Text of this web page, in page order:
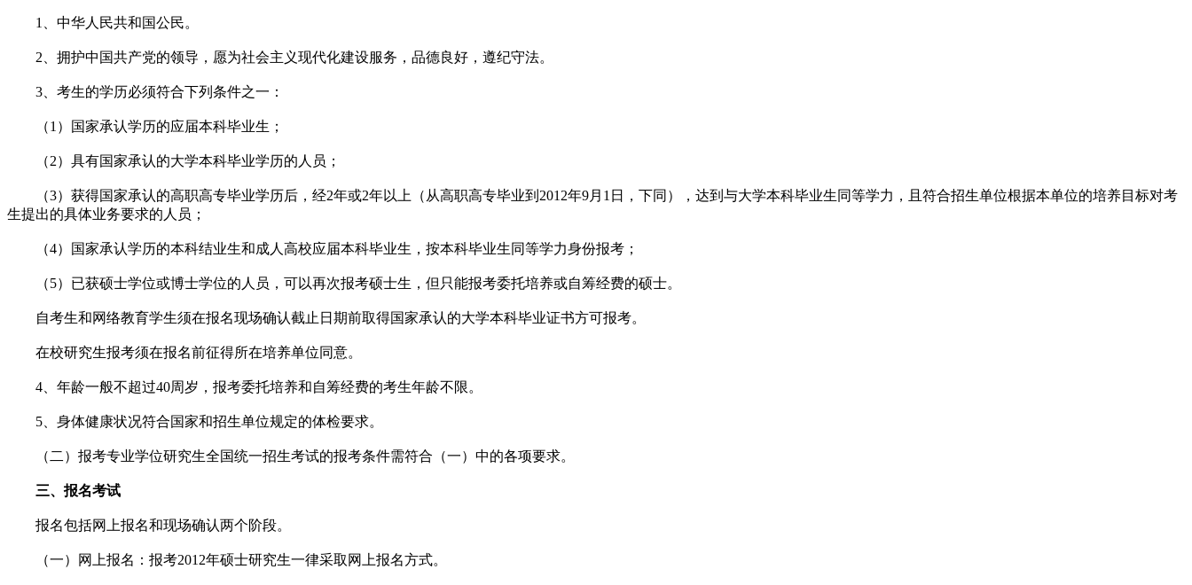
1、中华人民共和国公民。
2、拥护中国共产党的领导，愿为社会主义现代化建设服务，品德良好，遵纪守法。
3、考生的学历必须符合下列条件之一：
（1）国家承认学历的应届本科毕业生；
（2）具有国家承认的大学本科毕业学历的人员；
（3）获得国家承认的高职高专毕业学历后，经2年或2年以上（从高职高专毕业到2012年9月1日，下同），达到与大学本科毕业生同等学力，且符合招生单位根据本单位的培养目标对考
生提出的具体业务要求的人员；
（4）国家承认学历的本科结业生和成人高校应届本科毕业生，按本科毕业生同等学力身份报考；
（5）已获硕士学位或博士学位的人员，可以再次报考硕士生，但只能报考委托培养或自筹经费的硕士。
自考生和网络教育学生须在报名现场确认截止日期前取得国家承认的大学本科毕业证书方可报考。
在校研究生报考须在报名前征得所在培养单位同意。
4、年龄一般不超过40周岁，报考委托培养和自筹经费的考生年龄不限。
5、身体健康状况符合国家和招生单位规定的体检要求。
（二）报考专业学位研究生全国统一招生考试的报考条件需符合（一）中的各项要求。
三、报名考试
报名包括网上报名和现场确认两个阶段。
（一）网上报名：报考2012年硕士研究生一律采取网上报名方式。